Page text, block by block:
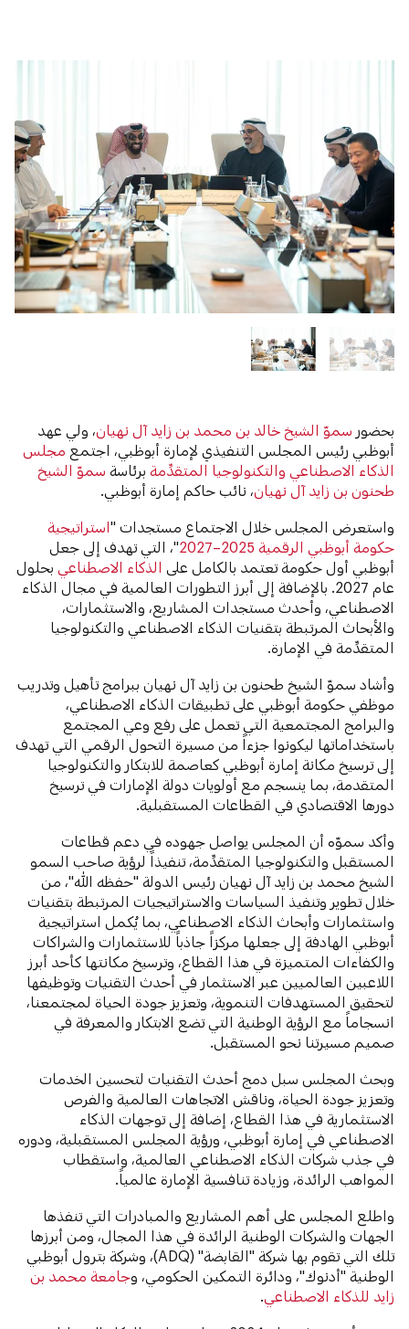
بحضور سموّ الشيخ خالد بن محمد بن زايد آل نهيان، ولي عهد
أبوظبي رئيس المجلس التنفيذي لإمارة أبوظبي، اجتمع مجلس
الذكاء الاصطناعي والتكنولوجيا المتقدِّمة برئاسة سموّ الشيخ
طحنون بن زايد آل نهيان، نائب حاكم إمارة أبوظبي.
واستعرض المجلس خلال الاجتماع مستجدات "استراتيجية
حكومة أبوظبي الرقمية 2025–2027
"، التي تهدف إلى جعل
أبوظبي أول حكومة تعتمد بالكامل على الذكاء الاصطناعي بحلول
عام 2027. بالإضافة إلى أبرز التطورات العالمية في مجال الذكاء
الاصطناعي، وأحدث مستجدات المشاريع، والاستثمارات،
والأبحاث المرتبطة بتقنيات الذكاء الاصطناعي والتكنولوجيا
المتقدِّمة في الإمارة.
وأشاد سموّ الشيخ طحنون بن زايد آل نهيان ببرامج تأهيل وتدريب
موظفي حكومة أبوظبي على تطبيقات الذكاء الاصطناعي،
والبرامج المجتمعية التي تعمل على رفع وعي المجتمع
باستخداماتها ليكونوا جزءاً من مسيرة التحول الرقمي التي تهدف
إلى ترسيخ مكانة إمارة أبوظبي كعاصمة للابتكار والتكنولوجيا
المتقدمة، بما ينسجم مع أولويات دولة الإمارات في ترسيخ
دورها الاقتصادي في القطاعات المستقبلية.
وأكد سموّه أن المجلس يواصل جهوده في دعم قطاعات
المستقبل والتكنولوجيا المتقدِّمة، تنفيذاً لرؤية صاحب السمو
الشيخ محمد بن زايد آل نهيان رئيس الدولة "حفظه الله"، من
خلال تطوير وتنفيذ السياسات والاستراتيجيات المرتبطة بتقنيات
واستثمارات وأبحاث الذكاء الاصطناعي، بما يُكمل استراتيجية
أبوظبي الهادفة إلى جعلها مركزاً جاذباً للاستثمارات والشراكات
والكفاءات المتميزة في هذا القطاع، وترسيخ مكانتها كأحد أبرز
اللاعبين العالميين عبر الاستثمار في أحدث التقنيات وتوظيفها
لتحقيق المستهدفات التنموية، وتعزيز جودة الحياة لمجتمعنا،
انسجاماً مع الرؤية الوطنية التي تضع الابتكار والمعرفة في
صميم مسيرتنا نحو المستقبل.
وبحث المجلس سبل دمج أحدث التقنيات لتحسين الخدمات
وتعزيز جودة الحياة، وناقش الاتجاهات العالمية والفرص
الاستثمارية في هذا القطاع، إضافة إلى توجهات الذكاء
الاصطناعي في إمارة أبوظبي، ورؤية المجلس المستقبلية، ودوره
في جذب شركات الذكاء الاصطناعي العالمية، واستقطاب
المواهب الرائدة، وزيادة تنافسية الإمارة عالمياً.
واطلع المجلس على أهم المشاريع والمبادرات التي تنفذها
الجهات والشركات الوطنية الرائدة في هذا المجال، ومن أبرزها
تلك التي تقوم بها شركة "القابضة" (ADQ)، وشركة بترول أبوظبي
الوطنية "أدنوك"، ودائرة التمكين الحكومي، وجامعة محمد بن
زايد للذكاء الاصطناعي.